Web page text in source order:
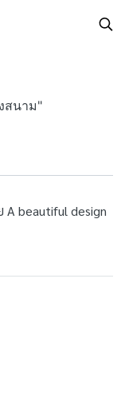
สนาม"
A beautiful design